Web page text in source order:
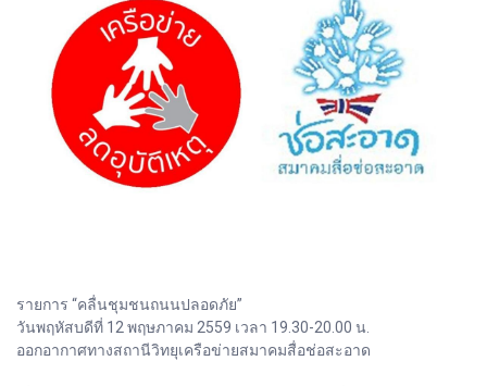
รายการ “คลื่นชุมชนถนนปลอดภัย”
วันพฤหัสบดีที่ 12 พฤษภาคม 2559 เวลา 19.30-20.00 น.
ออกอากาศทางสถานีวิทยุเครือข่ายสมาคมสื่อช่อสะอาด